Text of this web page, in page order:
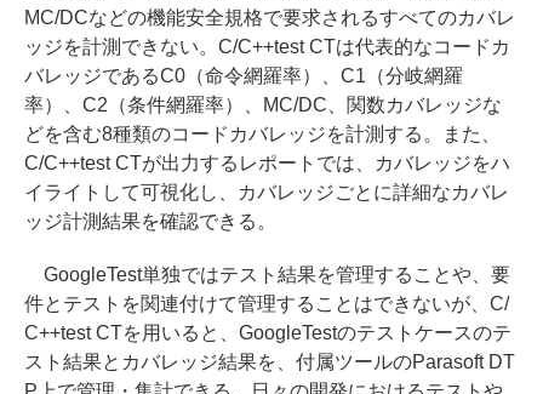
MC/DCなどの機能安全規格で要求されるすべてのカバレ
ッジを計測できない。C/C++test CTは代表的なコードカ
バレッジであるC0（命令網羅率）、C1（分岐網羅
率）、C2（条件網羅率）、MC/DC、関数カバレッジな
どを含む8種類のコードカバレッジを計測する。また、
C/C++test CTが出力するレポートでは、カバレッジをハ
イライトして可視化し、カバレッジごとに詳細なカバレ
ッジ計測結果を確認できる。
GoogleTest単独ではテスト結果を管理することや、要
件とテストを関連付けて管理することはできないが、C/
C++test CTを用いると、GoogleTestのテストケースのテ
スト結果とカバレッジ結果を、付属ツールのParasoft DT